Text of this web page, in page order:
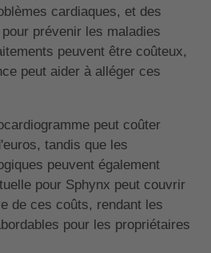
cardiaques, et des
prévenir les maladies
peuvent être coûteux,
peut aider à alléger ces
peut coûter
tandis que les
peuvent également
pour Sphynx peut couvrir
de ces coûts, rendant les
pour les propriétaires